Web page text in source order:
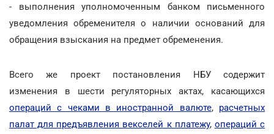
- выполнения уполномоченным банком письменного
уведомления обременителя о наличии оснований для
обращения взыскания на предмет обременения.
Всего же проект постановления НБУ содержит
изменения в шести регуляторных актах, касающихся
операций с чеками в иностранной валюте, расчетных
палат для предъявления векселей к платежу, операций с